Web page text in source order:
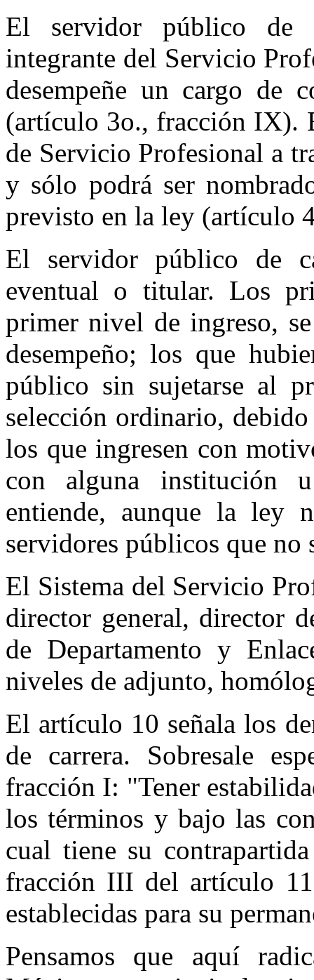
El servidor público de
integrante del Servicio
desempeñe un cargo de
(artículo 3o., fracción IX).
de Servicio Profesional a
y sólo podrá ser
previsto en la ley (artículo
El servidor público de
eventual o titular. Los
primer nivel de ingreso,
desempeño; los que
público sin sujetarse al
selección ordinario,
los que ingresen con
con alguna institución
entiende, aunque la ley
servidores públicos que no
El Sistema del Servicio
director general, director
de Departamento y
niveles de adjunto,
El artículo 10 señala los
de carrera. Sobresale
fracción I: "Tener
los términos y bajo las
cual tiene su
fracción III del artículo
establecidas para su
Pensamos que aquí